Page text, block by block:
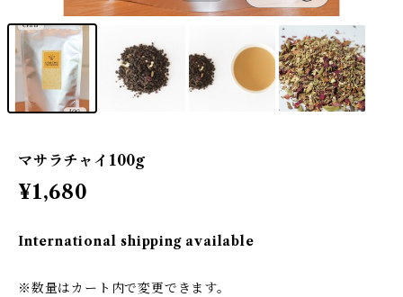
マサラチャイ100g
¥1,680
International shipping available
※数量はカート内で変更できます。